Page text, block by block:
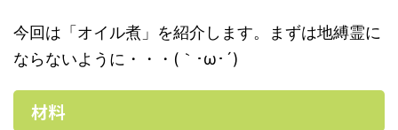
今回は「オイル煮」を紹介します。まずは地縛霊に
ならないように・・・(｀･ω･´)ゞ
材料